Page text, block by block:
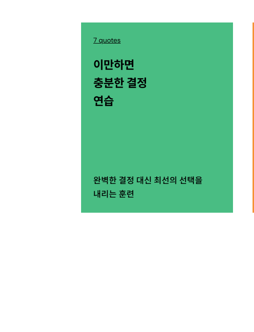
7 quotes
이만하면
충분한 결정
연습
완벽한 결정 대신 최선의 선택을
내리는 훈련